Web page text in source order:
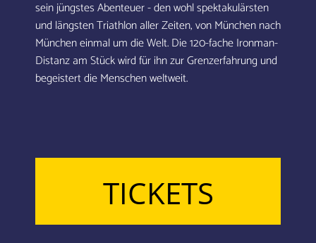
sein jüngstes Abenteuer - den wohl spektakulärsten
und längsten Triathlon aller Zeiten, von München nach
München einmal um die Welt. Die 120-fache Ironman-
Distanz am Stück wird für ihn zur Grenzerfahrung und
begeistert die Menschen weltweit.
TICKETS